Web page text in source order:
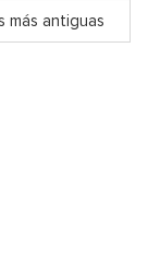
más antiguas